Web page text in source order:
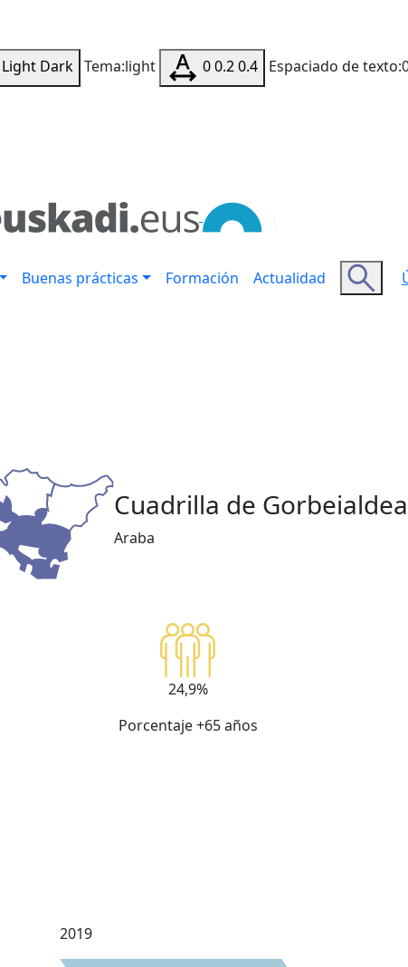
Light Dark Tema:light 00.20.4 Espaciado de
Buenas prácticas Formación Actualidad
Cuadrilla de Gorbeialdea
Araba
24,9%
Porcentaje +65 años
2019